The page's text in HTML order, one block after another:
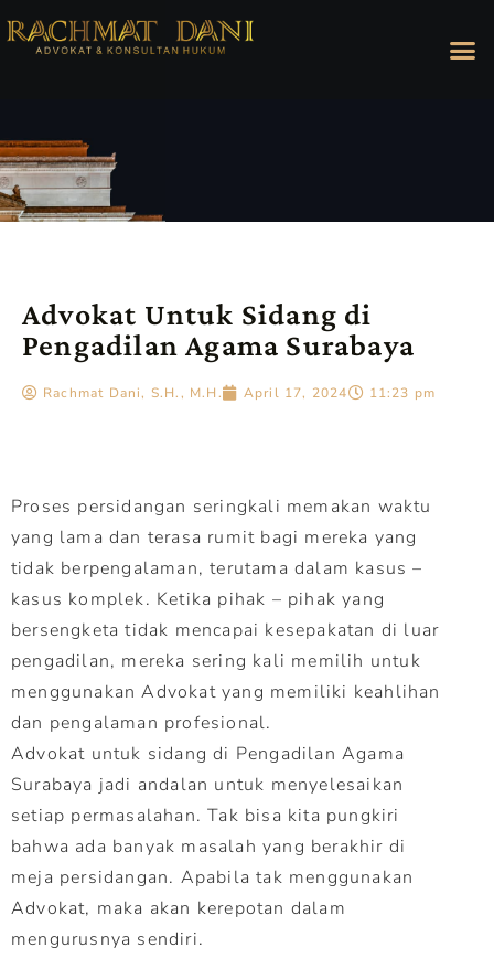
Advokat Untuk Sidang di
Pengadilan Agama Surabaya
Rachmat Dani, S.H., M.H. April 17, 2024 11:23 pm
Proses persidangan seringkali memakan waktu
yang lama dan terasa rumit bagi mereka yang
tidak berpengalaman, terutama dalam kasus –
kasus komplek. Ketika pihak – pihak yang
bersengketa tidak mencapai kesepakatan di luar
pengadilan, mereka sering kali memilih untuk
menggunakan Advokat yang memiliki keahlihan
dan pengalaman profesional.
Advokat untuk sidang di Pengadilan Agama
Surabaya jadi andalan untuk menyelesaikan
setiap permasalahan. Tak bisa kita pungkiri
bahwa ada banyak masalah yang berakhir di
meja persidangan. Apabila tak menggunakan
Advokat, maka akan kerepotan dalam
mengurusnya sendiri.